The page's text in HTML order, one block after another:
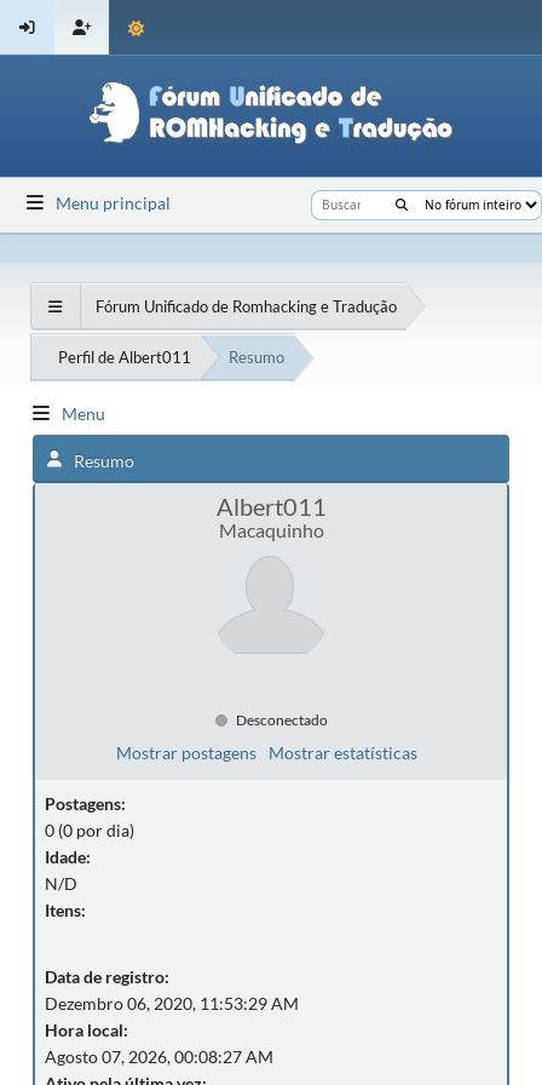
Menu principal
Fórum Unificado de Romhacking e Tradução
Perfil de Albert011 Resumo
Menu
Resumo
Albert011
Macaquinho
Desconectado
Mostrar postagens Mostrar estatísticas
Postagens:
0 (0 por dia)
Idade:
N/D
Itens:
Data de registro:
Dezembro 06, 2020, 11:53:29 AM
Hora local:
Agosto 07, 2026, 00:08:27 AM